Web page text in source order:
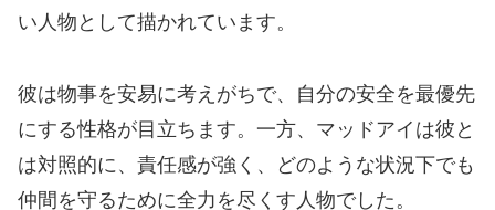
い人物として描かれています。
彼は物事を安易に考えがちで、自分の安全を最優先
にする性格が目立ちます。一方、マッドアイは彼と
は対照的に、責任感が強く、どのような状況下でも
仲間を守るために全力を尽くす人物でした。